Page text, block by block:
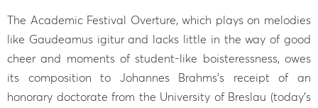
The Academic Festival Overture, which plays on melodies
like Gaudeamus igitur and lacks little in the way of good
cheer and moments of student-like boisteressness, owes
its composition to Johannes Brahms’s receipt of an
honorary doctorate from the University of Breslau (today’s